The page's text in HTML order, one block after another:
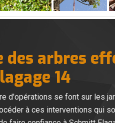
arbres
14
d'opérations se font sur les
à ces interventions qui